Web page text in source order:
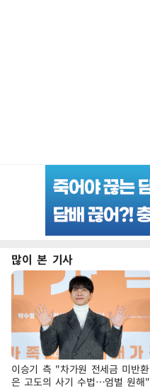
많이 본 기사
이승기 측 "차가원 전세금 미반환
은 고도의 사기 수법…엄벌 원해"